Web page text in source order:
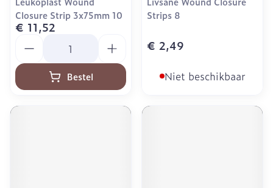
Closure Strip 3x75mm 10
€ 11,52
Bestel
Strips 8
€ 2,49
Niet beschikbaar